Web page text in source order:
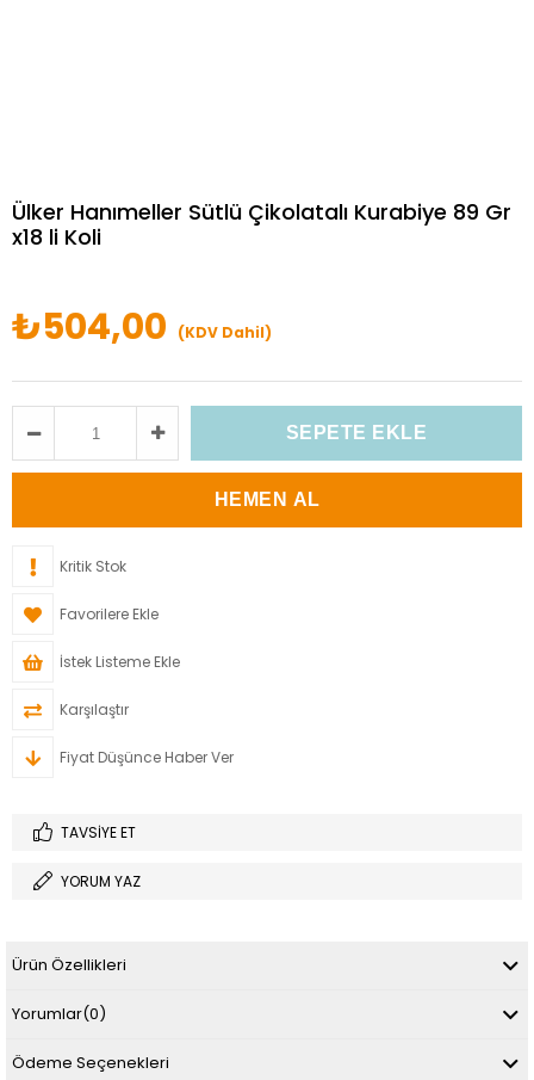
Ülker Hanımeller Sütlü Çikolatalı Kurabiye 89 Gr
x18 li Koli
₺504,00 (KDV Dahil)
Kritik Stok
Favorilere Ekle
İstek Listeme Ekle
Karşılaştır
Fiyat Düşünce Haber Ver
TAVSIYE ET
YORUM YAZ
Ürün Özellikleri
Yorumlar(0)
Ödeme Seçenekleri